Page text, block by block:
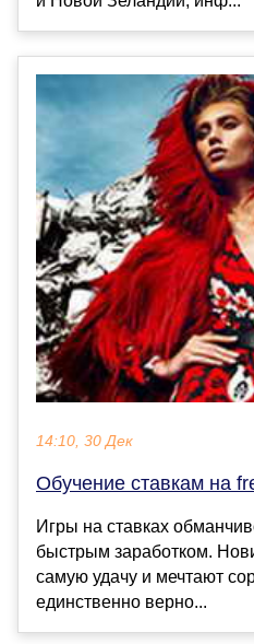
14:10, 30 Дек
Обучение ставкам на
Игры на ставках
быстрым заработком.
самую удачу и мечтают
единственно верно...